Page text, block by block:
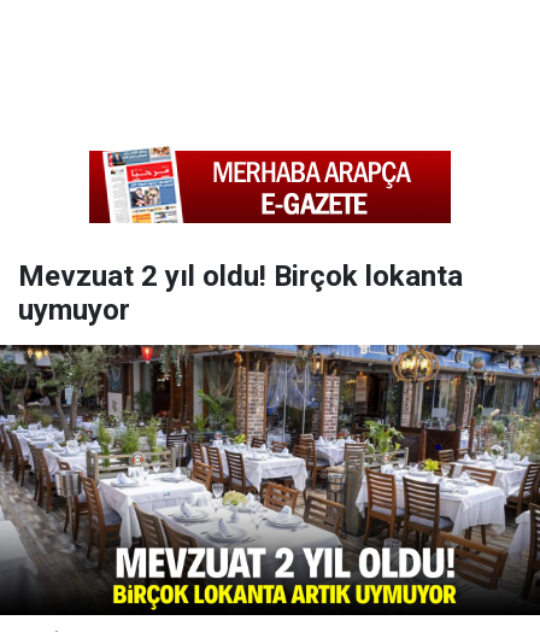
Mevzuat 2 yıl oldu! Birçok lokanta
uymuyor